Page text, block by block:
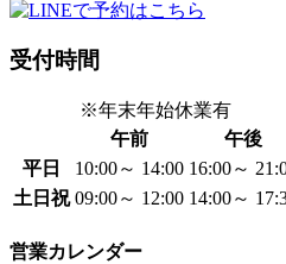
受付時間
午前
午後
平日
10:00～ 14:00 16:00～
土日祝 09:00～ 12:00 14:00～
※年末年始休業有
営業カレンダー